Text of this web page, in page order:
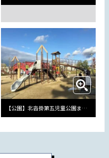
【公園】北沓掛第五児童公園まで281m